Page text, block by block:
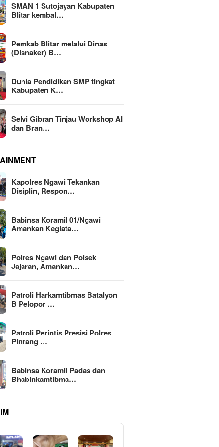
SMAN 1 Sutojayan Kabupaten
Blitar kembal…
Pemkab Blitar melalui Dinas
(Disnaker) B…
Dunia Pendidikan SMP tingkat
Kabupaten K…
Selvi Gibran Tinjau Workshop AI
dan Bran…
Kapolres Ngawi Tekankan
Disiplin, Respon…
Babinsa Koramil 01/Ngawi
Amankan Kegiata…
Polres Ngawi dan Polsek
Jajaran, Amankan…
Patroli Harkamtibmas Batalyon
B Pelopor …
Patroli Perintis Presisi Polres
Pinrang …
Babinsa Koramil Padas dan
Bhabinkamtibma…